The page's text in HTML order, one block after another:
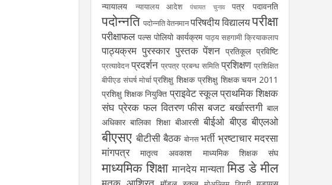
न्यायालय न्यायालय आदेश पंचायत चुनाव पत्र पदावनति
पदोन्नति पदोन्नति वेतनमानपरिषदीय विद्यालयपरीक्षा
परीक्षाफल पल्स पोलियो कार्यक्रम पाठ्य सहगामी क्रियाकलाप
पाठ्यक्रम पुरस्कार पुस्तक पेंशन प्रतिकूल प्रविष्टि
प्रत्यावेदन प्रदर्शन प्रपत्र प्रबन्ध समिति प्रशिक्षण प्रशिक्षित
बीपीएड संघर्ष मोर्चा प्रशिक्षु शिक्षक प्रशिक्षु शिक्षक चयन 2011
प्रशिक्षु शिक्षक नियुक्ति प्राइवेट स्कूलप्राथमिक शिक्षक
संघ प्रेरक फल वितरण फीस बजट बर्खास्तगी बाल
अधिकार बालिका शिक्षा बीआरसी बीईओ बीएड बीएलओ
बीएसए बीटीसी बैठक बोनस भर्ती भ्रष्टाचार मदरसा
मांगपत्र
मातृत्व अवकाश माध्यमिक शिक्षक संघ
माध्यमिक शिक्षा मानदेय मान्यता मिड डे मील